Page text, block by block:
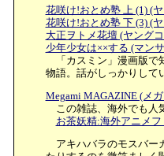
花咲け!おとめ塾 上 (1) (
花咲け!おとめ塾 下 (3) (
大正ヲトメ花壇 (ヤング
少年少女は××する (マン
「カスミン」漫画版で
物語。話がしっかりして
Megami MAGAZINE (メ
この雑誌、海外でも人
お茶妖精:海外アニメ
アキハバラのモスバー